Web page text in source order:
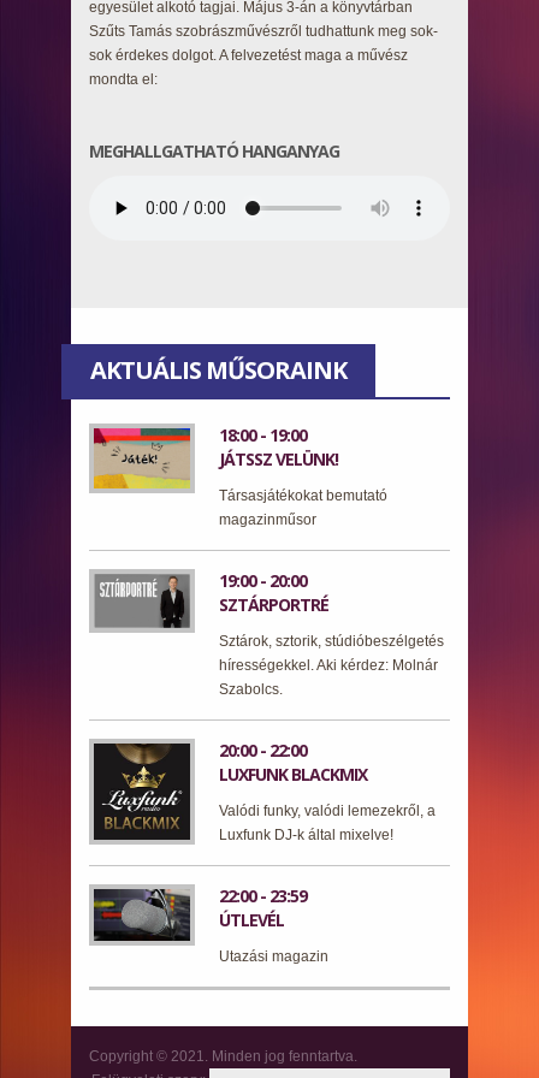
egyesület alkotó tagjai. Május 3-án a könyvtárban
Szűts Tamás szobrászművészről tudhattunk meg sok-
sok érdekes dolgot. A felvezetést maga a művész
mondta el:
MEGHALLGATHATÓ HANGANYAG
AKTUÁLIS MŰSORAINK
18:00 - 19:00
JÁTSSZ VELÜNK!
Társasjátékokat bemutató
magazinműsor
19:00 - 20:00
SZTÁRPORTRÉ
Sztárok, sztorik, stúdióbeszélgetés
hírességekkel. Aki kérdez: Molnár
Szabolcs.
20:00 - 22:00
LUXFUNK BLACKMIX
Valódi funky, valódi lemezekről, a
Luxfunk DJ-k által mixelve!
22:00 - 23:59
ÚTLEVÉL
Utazási magazin
Copyright © 2021. Minden jog fenntartva.